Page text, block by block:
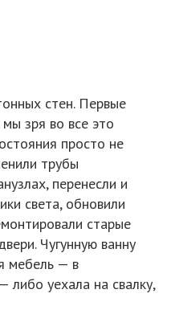
стен. Первые
зря во все это
просто не
трубы
перенесли и
света, обновили
старые
Чугунную ванну
мебель — в
либо уехала на свалку,